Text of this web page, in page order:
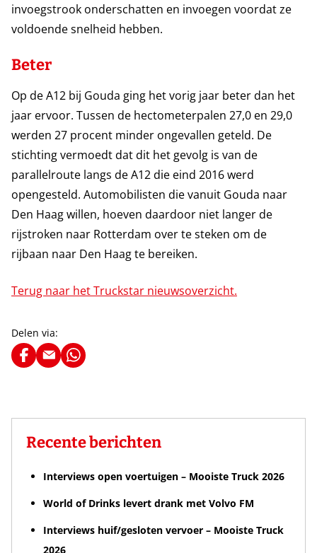
invoegstrook onderschatten en invoegen voordat ze
voldoende snelheid hebben.
Beter
Op de A12 bij Gouda ging het vorig jaar beter dan het
jaar ervoor. Tussen de hectometerpalen 27,0 en 29,0
werden 27 procent minder ongevallen geteld. De
stichting vermoedt dat dit het gevolg is van de
parallelroute langs de A12 die eind 2016 werd
opengesteld. Automobilisten die vanuit Gouda naar
Den Haag willen, hoeven daardoor niet langer de
rijstroken naar Rotterdam over te steken om de
rijbaan naar Den Haag te bereiken.
Terug naar het Truckstar nieuwsoverzicht.
Delen via:
Recente berichten
Interviews open voertuigen – Mooiste Truck 2026
World of Drinks levert drank met Volvo FM
Interviews huif/gesloten vervoer – Mooiste Truck
2026